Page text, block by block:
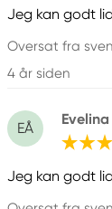
Jeg kan godt
Oversat fra
4 år siden
EÅ
Jeg kan godt